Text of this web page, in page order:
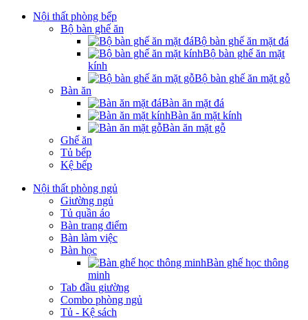
Nội thất phòng bếp
Bộ bàn ghế ăn
Bộ bàn ghế ăn mặt đá
Bộ bàn ghế ăn mặt
kính
Bộ bàn ghế ăn mặt gỗ
Bàn ăn
Bàn ăn mặt đá
Bàn ăn mặt kính
Bàn ăn mặt gỗ
Ghế ăn
Tủ bếp
Kệ bếp
Nội thất phòng ngủ
Giường ngủ
Tủ quần áo
Bàn trang điểm
Bàn làm việc
Bàn học
Bàn ghế học thông
minh
Tab đầu giường
Combo phòng ngủ
Tủ - Kệ sách